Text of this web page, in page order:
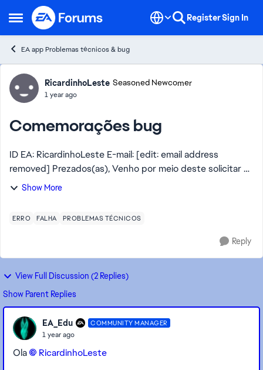
Open Side Menu
Skip to content RegisterSign In
EA app Problemas técnicos & bug
Forum Discussion
RicardinhoLeste Seasoned Newcomer
1 year ago
Comemorações bug
ID EA: RicardinhoLeste E-mail: [edit: email address
removed] Prezados(as), Venho por meio deste solicitar a
verificação da minha conta no EA FC 25, pois estou
Show More
ERRO FALHA PROBLEMAS TÉCNICOS
Reply
View Full Discussion (2 Replies)
Show Parent Replies
EA_Edu COMMUNITY MANAGER
1 year ago
Ola RicardinhoLeste​